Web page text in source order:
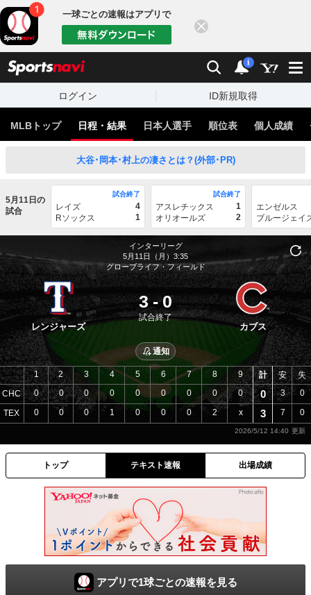
一球ごとの速報はアプリで
検索 通知
i
ログイン ID新規取得
MLBトップ 日程・結果 日本人選手 順位表 個人成績
大谷･岡本･村上の凄さとは？(外部･PR)
5月11日の
試合
試合終了
レイズ
4
Rソックス
1
試合終了
アスレチックス
1
オリオールズ
2
エンゼルス
ブルージェイ
インターリーグ
5月11日（月）3:35
グローブライフ・フィールド
レンジャーズ
3 - 0
試合終了
カブス
通知
CHC
TEX
1 2 3 4 5 6 7 8
9
0
0 0 0 0 0 0 0
0
0
0 0 1 0 0 0 2 x
計 安 失
0 3 0
3 7 0
2026/5/12 14:40
トップ テキスト速報 出場成績
アプリで1球ごとの速報を見る